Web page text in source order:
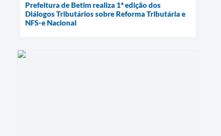
Prefeitura de Betim realiza 1ª edição dos
Diálogos Tributários sobre Reforma Tributária e
NFS-e Nacional